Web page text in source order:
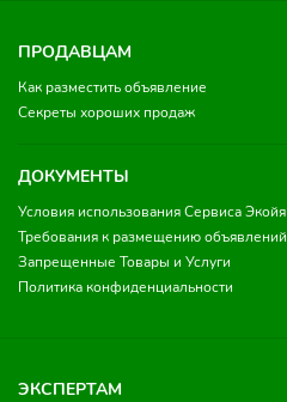
ПРОДАВЦАМ
Как разместить объявление
Секреты хороших продаж
ДОКУМЕНТЫ
Условия использования Сервиса Экойя
Требования к размещению объявлений
Запрещенные Товары и Услуги
Политика конфиденциальности
ЭКСПЕРТАМ